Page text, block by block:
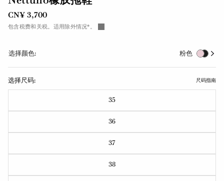
CN¥ 3,700
包含税费和关税。适用除外情况*。
选择颜色: 粉色
选择尺码: 尺码指南
35
36
37
38